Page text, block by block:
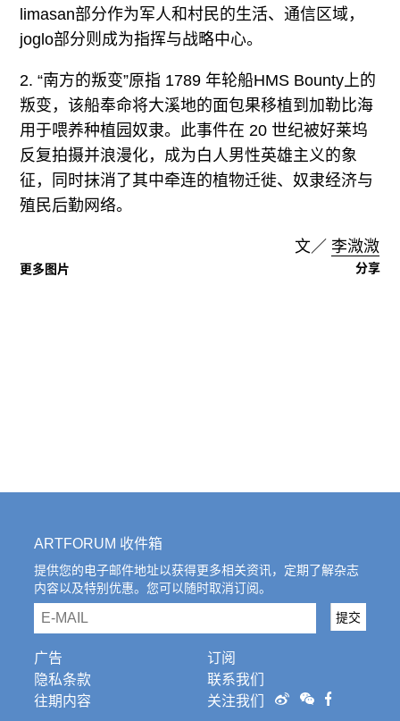
limasan部分作为军人和村民的生活、通信区域，
joglo部分则成为指挥与战略中心。
2. “南方的叛变”原指 1789 年轮船HMS Bounty上的
叛变，该船奉命将大溪地的面包果移植到加勒比海
用于喂养种植园奴隶。此事件在 20 世纪被好莱坞
反复拍摄并浪漫化，成为白人男性英雄主义的象
征，同时抹消了其中牵连的植物迁徙、奴隶经济与
殖民后勤网络。
文／ 李溦溦
更多图片 分享
ARTFORUM 收件箱
提供您的电子邮件地址以获得更多相关资讯，定期了解杂志
内容以及特别优惠。您可以随时取消订阅。
email 提交
广告
隐私条款
往期内容
订阅
联系我们
关注我们